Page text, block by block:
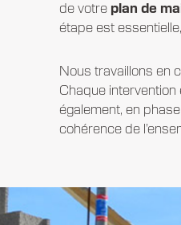
de votre plan de
étape est
Nous travaillons en
Chaque
également, en
cohérence de